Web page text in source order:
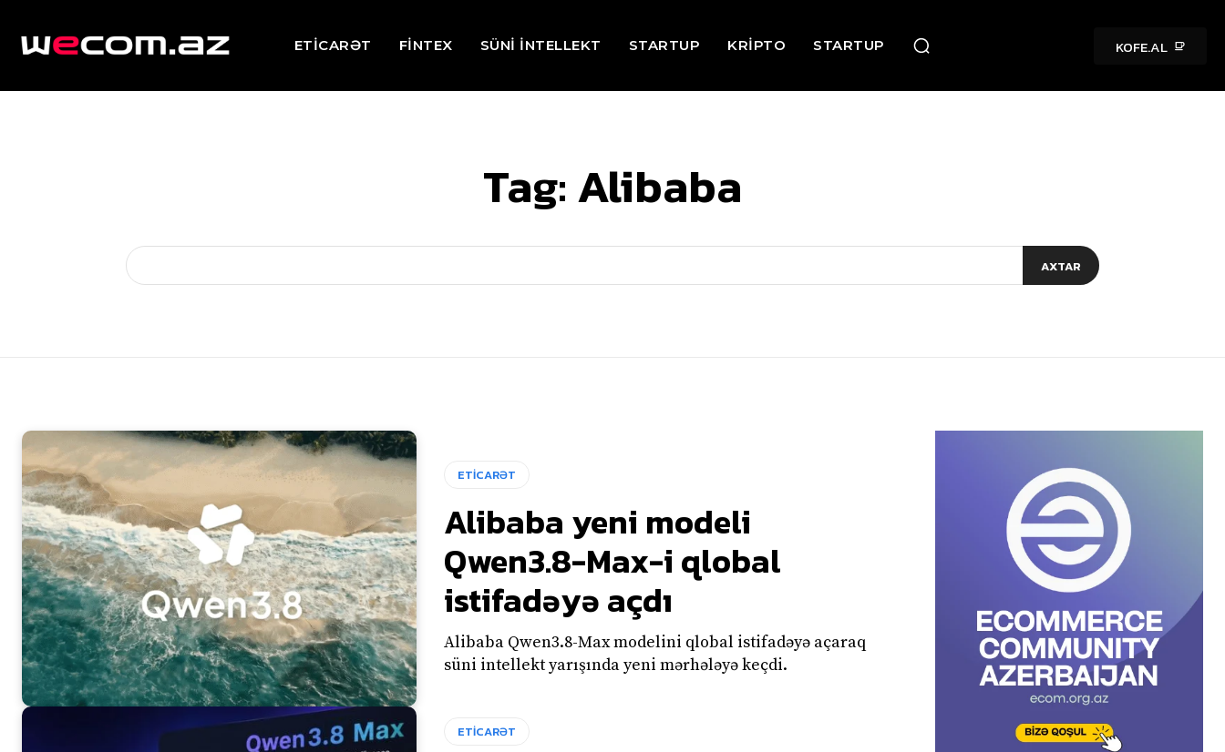
ETİCARƏT FİNTEX SÜNİ İNTELLEKT STARTUP KRİPTO STARTUP KOFE.AL
Tag:Alibaba
AXTAR
ETİCARƏT
Alibaba yeni modeli
Qwen3.8-Max-i qlobal
istifadəyə açdı
Alibaba Qwen3.8-Max modelini qlobal istifadəyə açaraq
süni intellekt yarışında yeni mərhələyə keçdi.
ETİCARƏT